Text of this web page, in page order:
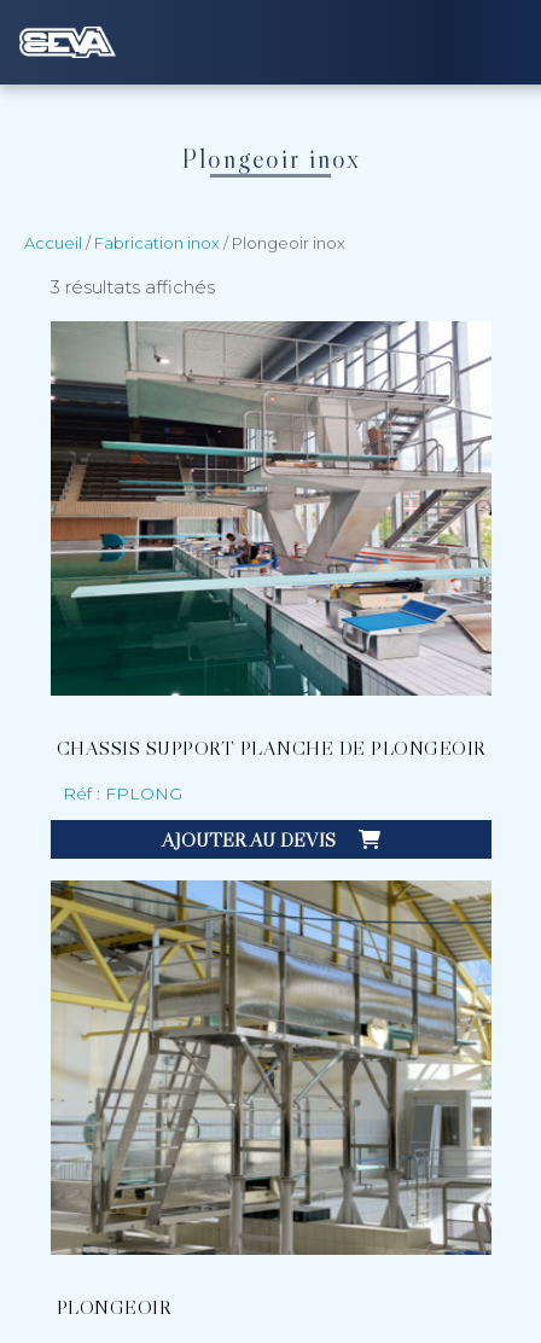
Plongeoir inox
Accueil /Fabrication inox / Plongeoir inox
3 résultats affichés
CHASSIS SUPPORT PLANCHE DE PLONGEOIR
Réf : FPLONG
AJOUTER AU DEVIS
PLONGEOIR